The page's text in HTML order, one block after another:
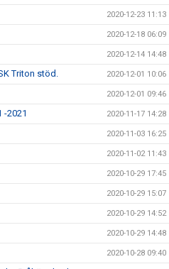
2020-12-23 11:13
2020-12-18 06:09
2020-12-14 14:48
Triton stöd. 2020-12-01 10:06
2020-12-01 09:46
-2021 2020-11-17 14:28
2020-11-03 16:25
2020-11-02 11:43
2020-10-29 17:45
2020-10-29 15:07
2020-10-29 14:52
2020-10-29 14:48
2020-10-28 09:40